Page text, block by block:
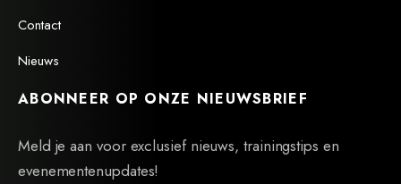
Contact
Nieuws
ABONNEER OP ONZE NIEUWSBRIEF
Meld je aan voor exclusief nieuws, trainingstips en
evenementenupdates!